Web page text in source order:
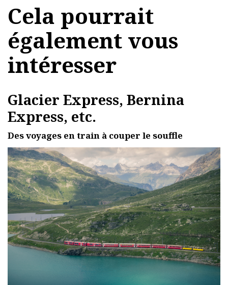
Cela pourrait
également vous
intéresser
Glacier Express, Bernina
Express, etc.
Des voyages en train à couper le souffle